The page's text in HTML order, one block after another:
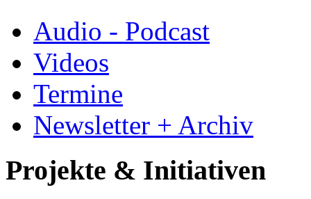
Audio - Podcast
Videos
Termine
Newsletter + Archiv
Projekte & Initiativen